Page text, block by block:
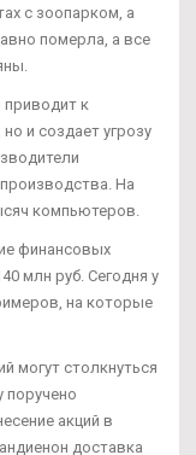
с зоопарком, а
померла, а все
к
и создает угрозу
На
компьютеров.
финансовых
млн руб. Сегодня у
на которые
могут столкнуться
поручено
акций в
доставка